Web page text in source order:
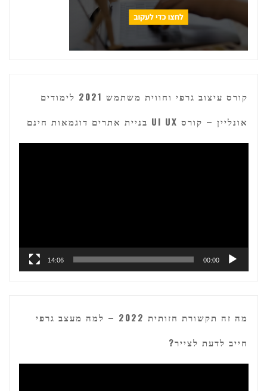
קורס עיצוב גרפי וחווית משתמש 2021 לימודים
אונליין – קורס UI UX בניית אתרים דוגמאות חינם
00:00
14:06
מה זה תקשורת חזותית 2022 – למה מעצב גרפי
חייב לדעת לצייר?